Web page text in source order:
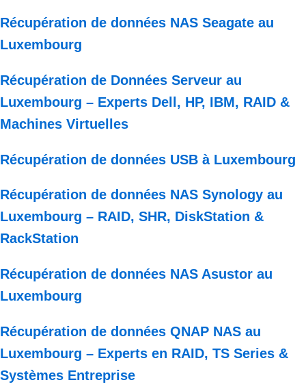
Récupération de données NAS Seagate au
Luxembourg
Récupération de Données Serveur au
Luxembourg – Experts Dell, HP, IBM, RAID &
Machines Virtuelles
Récupération de données USB à Luxembourg
Récupération de données NAS Synology au
Luxembourg – RAID, SHR, DiskStation &
RackStation
Récupération de données NAS Asustor au
Luxembourg
Récupération de données QNAP NAS au
Luxembourg – Experts en RAID, TS Series &
Systèmes Entreprise